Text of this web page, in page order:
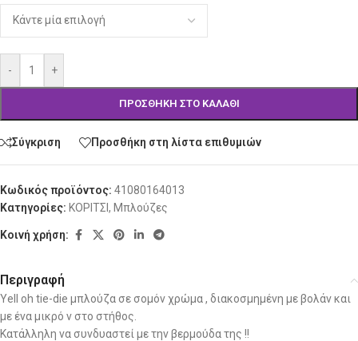
- +
ΠΡΟΣΘΉΚΗ ΣΤΟ ΚΑΛΆΘΙ
Σύγκριση Προσθήκη στη λίστα επιθυμιών
Κωδικός προϊόντος: 41080164013
Κατηγορίες: ΚΟΡΙΤΣΙ , Μπλούζες
Κοινή χρήση:
Περιγραφή
Yell oh tie-die μπλούζα σε σομόν χρώμα , διακοσμημένη με βολάν και
με ένα μικρό v στο στήθος.
Κατάλληλη να συνδυαστεί με την βερμούδα της !!